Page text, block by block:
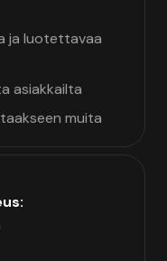
ja luotettavaa
asiakkailta
muita